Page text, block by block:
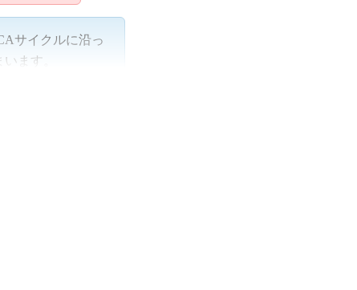
サイクルに沿っ
ます。
「社員がポリシ
しているので
がありません。
なりません。